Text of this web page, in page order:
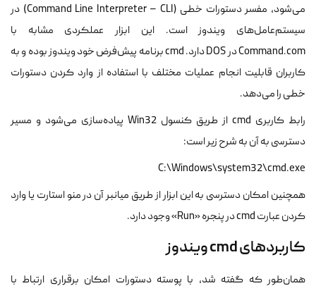
می‌شود، مفسر دستورات خطی (Command Line Interpreter – CLI) در
سیستم‌عامل‌های ویندوز است. این ابزار عملکردی مشابه با
Command.com
در DOS دارد. cmd برنامه پیش‌فرض خود ویندوز بوده و به
کاربران قابلیت انجام عملیات مختلف با استفاده از وارد کردن دستورات
خطی را می‌دهد.
رابط کاربری cmd از طریق کنسول Win32 پیاده‌سازی می‌شود و مسیر
دسترسی به آن به شرح زیر است:
C:\Windows\system32\cmd.exe
همچنین امکان دسترسی به این ابزار از طریق میانبر آن در منو استارت یا وارد
کردن عبارت cmd در پنجره «Run» وجود دارد.
کاربردهای cmd ویندوز
همان‌طور که گفته شد، با پوسته دستورات امکان برقراری ارتباط با